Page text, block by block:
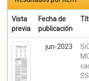
Vista
previa
Fecha de
publicación
jun-2023